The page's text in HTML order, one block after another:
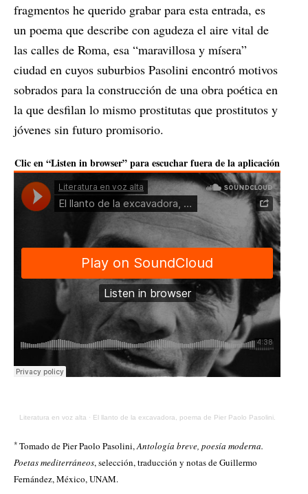
fragmentos he querido grabar para esta entrada, es
un poema que describe con agudeza el aire vital de
las calles de Roma, esa “maravillosa y mísera”
ciudad en cuyos suburbios Pasolini encontró motivos
sobrados para la construcción de una obra poética en
la que desfilan lo mismo prostitutas que prostitutos y
jóvenes sin futuro promisorio.
Clic en “Listen in browser” para escuchar fuera de la aplicación
Literatura en voz alta · El llanto de la excavadora, poema de Pier Paolo Pasolini.
*Tomado de Pier Paolo Pasolini, Antología breve, poesía moderna.
Poetas mediterráneos, selección, traducción y notas de Guillermo
Fernández, México, UNAM.